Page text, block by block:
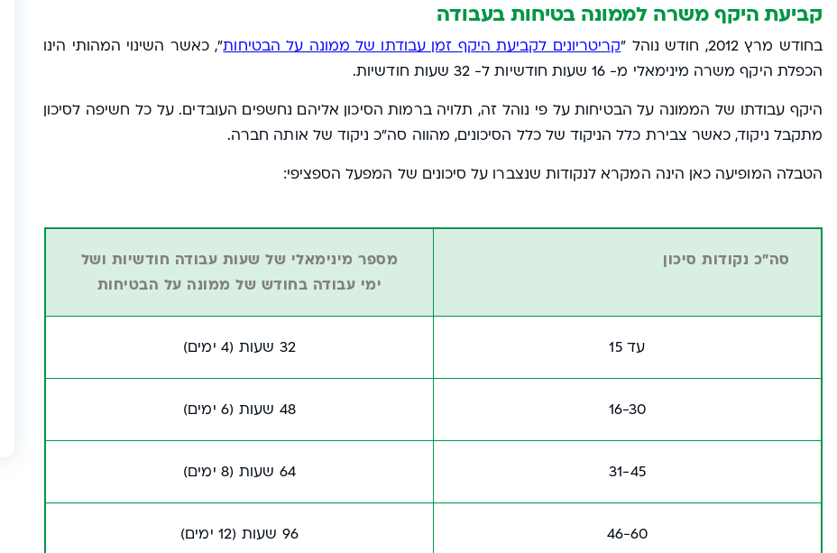
קביעת היקף משרה לממונה בטיחות בעבודה
בחודש מרץ 2012, חודש נוהל " קריטריונים לקביעת היקף זמן עבודתו של ממונה על הבטיחות", כאשר השינוי המהותי הינו
הכפלת היקף משרה מינימאלי מ- 16 שעות חודשיות ל- 32 שעות חודשיות.
היקף עבודתו של הממונה על הבטיחות על פי נוהל זה, תלויה ברמות הסיכון אליהם נחשפים העובדים. על כל חשיפה לסיכון
מתקבל ניקוד, כאשר צבירת כלל הניקוד של כלל הסיכונים, מהווה סה"כ ניקוד של אותה חברה.
הטבלה המופיעה כאן הינה המקרא לנקודות שנצברו על סיכונים של המפעל הספציפי:
סה"כ נקודות סיכון
מספר מינימאלי של שעות עבודה חודשיות ושל
ימי עבודה בחודש של ממונה על הבטיחות
עד 15 32 שעות (4 ימים)
16-30 48 שעות (6 ימים)
31-45 64 שעות (8 ימים)
46-60 96 שעות (12 ימים)